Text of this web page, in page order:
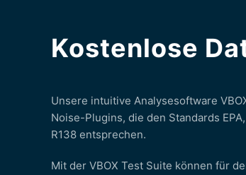
Kostenlose
Unsere intuitive Analysesoftware
Noise-Plugins, die den Standards EPA,
R138 entsprechen.
Mit der VBOX Test Suite können für